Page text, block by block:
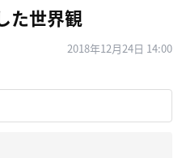
た世界観
2018年12月24日 14:00